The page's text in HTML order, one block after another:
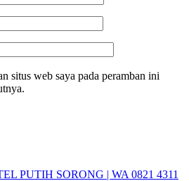
situs web saya pada peramban ini
PUTIH SORONG | WA 0821 4311